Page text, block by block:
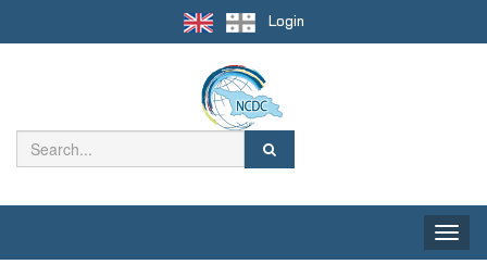
Login
Toggle